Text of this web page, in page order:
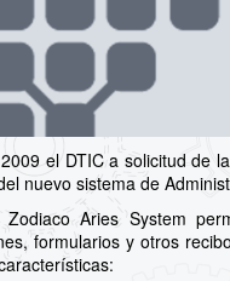
el DTIC a solicitud de
nuevo sistema de
Zodiaco Aries System
formularios y otros